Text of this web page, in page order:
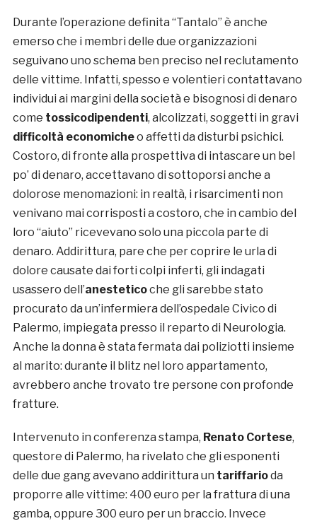
Durante l’operazione definita “Tantalo” è anche
emerso che i membri delle due organizzazioni
seguivano uno schema ben preciso nel reclutamento
delle vittime. Infatti, spesso e volentieri contattavano
individui ai margini della società e bisognosi di denaro
come tossicodipendenti, alcolizzati, soggetti in gravi
difficoltà economicheo affetti da disturbi psichici.
Costoro, di fronte alla prospettiva di intascare un bel
po’ di denaro, accettavano di sottoporsi anche a
dolorose menomazioni: in realtà, i risarcimenti non
venivano mai corrisposti a costoro, che in cambio del
loro “aiuto” ricevevano solo una piccola parte di
denaro. Addirittura, pare che per coprire le urla di
dolore causate dai forti colpi inferti, gli indagati
usassero dell’anesteticoche gli sarebbe stato
procurato da un’infermiera dell’ospedale Civico di
Palermo, impiegata presso il reparto di Neurologia.
Anche la donna è stata fermata dai poliziotti insieme
al marito: durante il blitz nel loro appartamento,
avrebbero anche trovato tre persone con profonde
fratture.
Intervenuto in conferenza stampa, Renato Cortese,
questore di Palermo, ha rivelato che gli esponenti
delle due gang avevano addirittura un tariffarioda
proporre alle vittime: 400 euro per la frattura di una
gamba, oppure 300 euro per un braccio. Invece